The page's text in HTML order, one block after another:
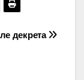
декрета